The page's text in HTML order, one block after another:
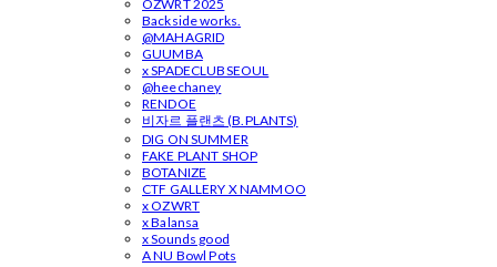
OZWRT 2025
Backside works.
@MAHAGRID
GUUMBA
x SPADECLUBSEOUL
@heechaney
RENDOE
비자르 플랜츠 (B.PLANTS)
DIG ON SUMMER
FAKE PLANT SHOP
BOTANIZE
CTF GALLERY X NAMMOO
x OZWRT
x Balansa
x Sounds good
A NU Bowl Pots